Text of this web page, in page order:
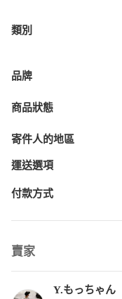
類別
品牌
商品狀態
寄件人的地區
運送選項
付款方式
賣家
Y.もっちゃん